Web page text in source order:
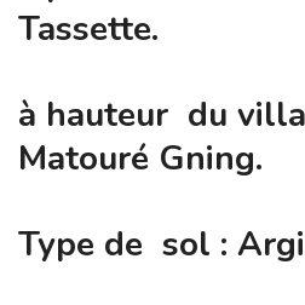
Tassette.
à hauteur du
Matouré Gning.
Type de sol :